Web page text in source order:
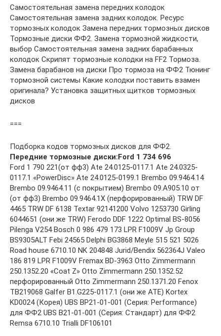
Самостоятельная замена передних колодок
Самостоятельная замена задних колодок. Ресурс
тормозных колодок Замена передних тормозных дисков
Тормозные диски ФФ2. Замена тормозной жидкости,
выбор Самостоятельная замена задних барабанных
колодок Скрипят тормозные колодки на FF2 Тормоза.
Замена барабанов на диски Про тормоза на ФФ2 Тюнинг
тормозной системы Какие колодки поставить взамен
оригинала? Установка защитных щитков тормозных
дисков
===
Подборка кодов тормозных дисков для ФФ2.
Передние тормозные диски:Ford 1 734 696
Ford 1 790 221(от фф3) Ate 24.0125-0117.1 Ate 24.0325-
0117.1 «PowerDisc» Ate 24.0125-0199.1 Brembo 09.9464.14
Brembo 09.9464.11 (с покрытием) Brembo 09.A905.10 от
(от фф3) Brembo 09.9464.1X (перфорированный) TRW DF
4465 ТRW DF 6138 Textar 92141200 Volvo 1253730 Girling
6044651 (они же TRW) Ferodo DDF 1222 Optimal BS-8056
Pilenga V254 Bosch 0 986 479 173 LPR F1009V Jp Group
BS9305ALT Febi 24565 Delphi BG3868 Meyle 515 521 5026
Road house 6710.10 NK 204848 Jurid/Bendix 562364J Valeo
186 819 LPR F1009V Fremax BD-3963 Otto Zimmermann
250.1352.20 «Coat Z» Otto Zimmermann 250.1352.52
перфорированный Otto Zimmermann 250.1371.20 Fenox
TB219068 Galfer B1.G225-0117.1 (они же АТЕ) Kortex
KD0024 (Корея) UBS BP21-01-001 (Серия: Performance)
для ФФ2 UBS B21-01-001 (Серия: Стандарт) для ФФ2
Remsa 6710.10 Trialli DF106101